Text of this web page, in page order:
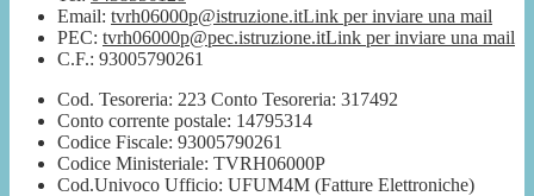
Email: tvrh06000p@istruzione.itLink per inviare una mail
PEC: tvrh06000p@pec.istruzione.itLink per inviare una mail
C.F.: 93005790261
Cod. Tesoreria: 223 Conto Tesoreria: 317492
Conto corrente postale: 14795314
Codice Fiscale: 93005790261
Codice Ministeriale: TVRH06000P
Cod.Univoco Ufficio: UFUM4M (Fatture Elettroniche)